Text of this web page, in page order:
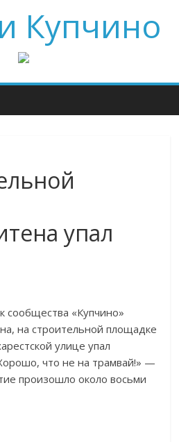
Купчино
упал
сообщества «Купчино»
на строительной площадке
улице упал
что не на трамвай!» —
произошло около восьми